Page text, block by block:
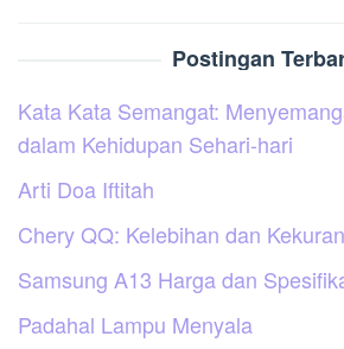
Postingan
Kata Kata Semangat:
dalam Kehidupan Sehari-hari
Arti Doa Iftitah
Chery QQ: Kelebihan dan
Samsung A13 Harga dan
Padahal Lampu Menyala